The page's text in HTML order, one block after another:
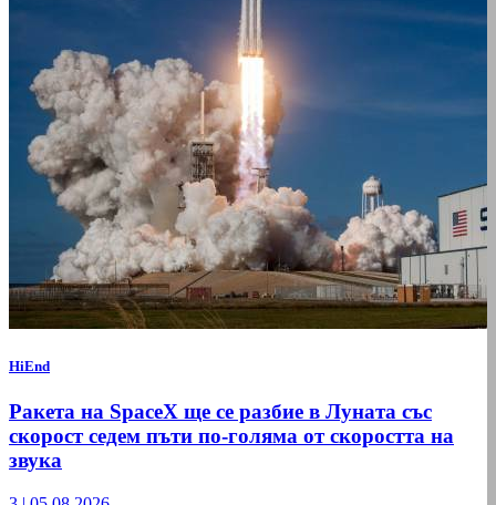
HiEnd
Ракета на SpaceX ще се разбие в Луната със
скорост седем пъти по-голяма от скоростта на
звука